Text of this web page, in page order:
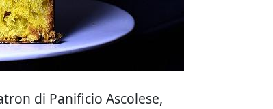
di Panificio Ascolese,